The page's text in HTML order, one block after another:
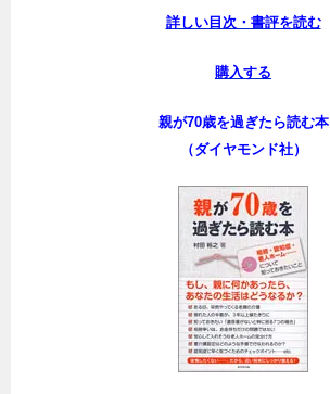
詳しい目次・書評を読む
購入する
親が70歳を過ぎたら読む本
（ダイヤモンド社）